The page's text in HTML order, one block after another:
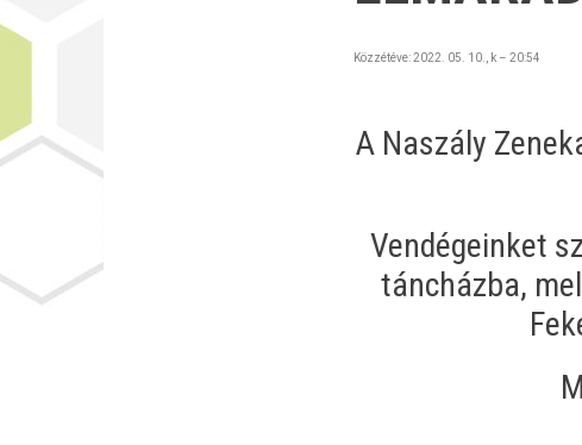
Közzétéve:2022. 05. 10., k – 20:54
A Naszály
Vendégeinket
táncházba,